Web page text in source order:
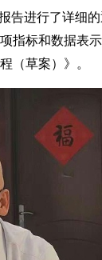
告进行了详细
指标和数据表
（草案）》。